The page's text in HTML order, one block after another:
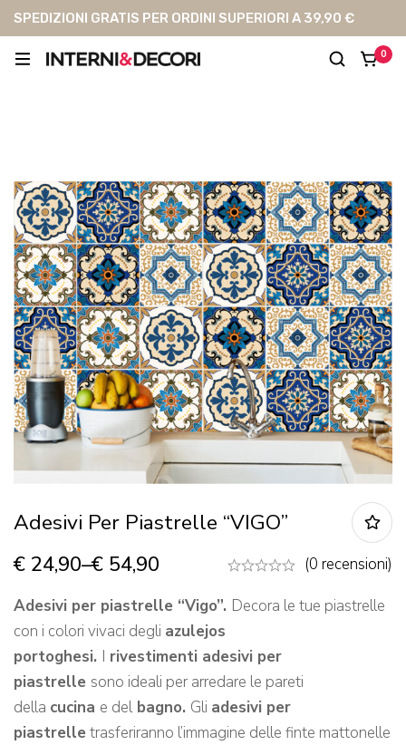
SPEDIZIONI GRATIS PER ORDINI SUPERIORI A 39,90 €
0
Adesivi Per Piastrelle “VIGO”
€ 24,90–€ 54,90
(0 recensioni)
Adesivi per piastrelle “Vigo”. Decora le tue piastrelle
con i colori vivaci degli azulejos
portoghesi. I rivestimenti adesivi per
piastrelle sono ideali per arredare le pareti
della cucina e delbagno. Gli adesivi per
piastrelle trasferiranno l’immagine delle finte mattonelle